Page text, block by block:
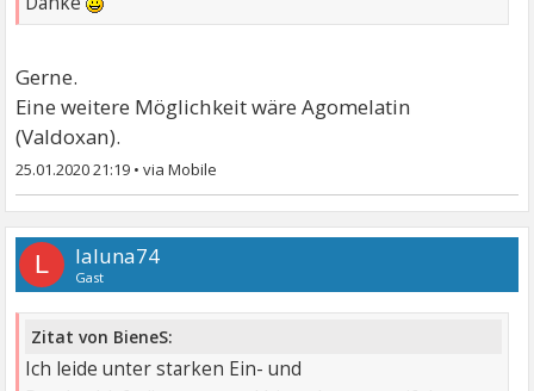
Gerne.
Eine weitere Möglichkeit wäre Agomelatin
(Valdoxan).
25.01.2020 21:19 •
L laluna74
Gast
Zitat von BieneS:
Ich leide unter starken Ein- und